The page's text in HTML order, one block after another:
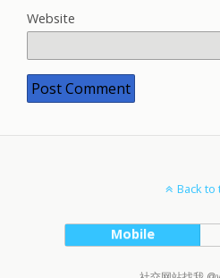
Website
Back to
Mobile